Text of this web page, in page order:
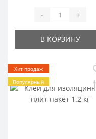
- +
В КОРЗИНУ
Хит продаж
Популярный